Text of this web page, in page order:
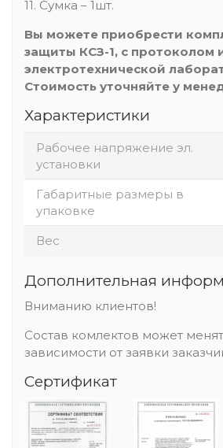
11. Сумка – 1шт.
Вы можете приобрести
защиты КСЗ-1, с протоколом
электротехнической
Стоимость уточняйте у
Характеристики
Рабочее напряжение эл.
установки
Габаритные размеры в
упаковке
Вес
Дополнительная
Вниманию клиентов!
Состав комлектов может
зависимости от заявки
Сертификат